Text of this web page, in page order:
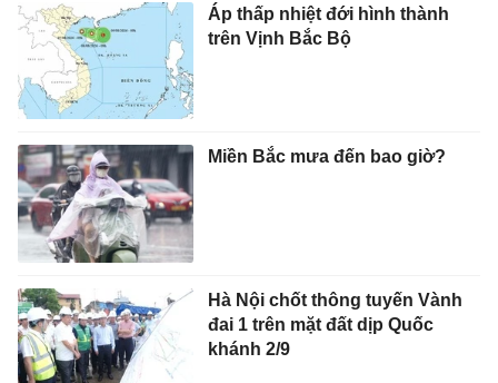
Áp thấp nhiệt đới hình thành
trên Vịnh Bắc Bộ
Miền Bắc mưa đến bao giờ?
Hà Nội chốt thông tuyến Vành
đai 1 trên mặt đất dịp Quốc
khánh 2/9